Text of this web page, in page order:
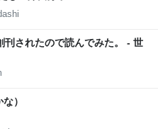
刊されたので読んでみた。 - 世
）